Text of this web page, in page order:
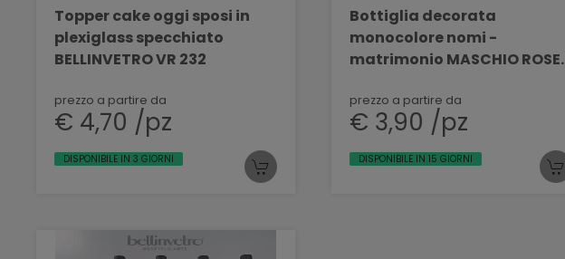
Topper cake oggi sposi in
plexiglass specchiato
BELLINVETRO VR 232
prezzo a partire da
€ 4,70 /pz
DISPONIBILE IN 3 GIORNI
Bottiglia decorata
monocolore nomi -
matrimonio MASCHIO ROSE'
prezzo a partire da
€ 3,90 /pz
DISPONIBILE IN 15 GIORNI